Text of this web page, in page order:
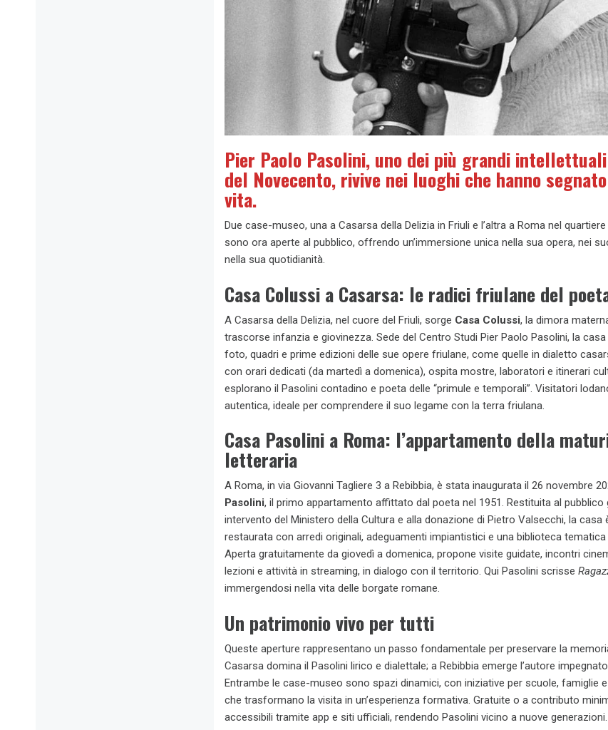
Pier Paolo Pasolini, uno dei più grandi
del Novecento, rivive nei luoghi che hanno
vita.
Due case-museo, una a Casarsa della Delizia in Friuli e l’altra a Roma nel quartiere
sono ora aperte al pubblico, offrendo un’immersione unica nella sua opera, nei
nella sua quotidianità.
Casa Colussi a Casarsa: le radici friulane del
A Casarsa della Delizia, nel cuore del Friuli, sorge Casa Colussi, la dimora
trascorse infanzia e giovinezza. Sede del Centro Studi Pier Paolo Pasolini, la
foto, quadri e prime edizioni delle sue opere friulane, come quelle in dialetto
con orari dedicati (da martedì a domenica), ospita mostre, laboratori e itinerari
esplorano il Pasolini contadino e poeta delle “primule e temporali”. Visitatori
autentica, ideale per comprendere il suo legame con la terra friulana.
Casa Pasolini a Roma: l’appartamento della
letteraria
A Roma, in via Giovanni Tagliere 3 a Rebibbia, è stata inaugurata il 26 novembre
Pasolini, il primo appartamento affittato dal poeta nel 1951. Restituita al pubblico
intervento del Ministero della Cultura e alla donazione di Pietro Valsecchi, la casa
restaurata con arredi originali, adeguamenti impiantistici e una biblioteca
Aperta gratuitamente da giovedì a domenica, propone visite guidate, incontri
lezioni e attività in streaming, in dialogo con il territorio. Qui Pasolini scrisse
immergendosi nella vita delle borgate romane.
Un patrimonio vivo per tutti
Queste aperture rappresentano un passo fondamentale per preservare la
Casarsa domina il Pasolini lirico e dialettale; a Rebibbia emerge l’autore
Entrambe le case-museo sono spazi dinamici, con iniziative per scuole, famiglie
che trasformano la visita in un’esperienza formativa. Gratuite o a contributo
accessibili tramite app e siti ufficiali, rendendo Pasolini vicino a nuove generazioni.